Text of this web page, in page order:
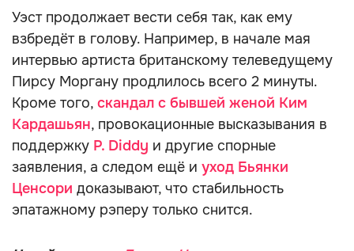
Уэст продолжает вести себя так, как ему
взбредёт в голову. Например, в начале мая
интервью артиста британскому телеведущему
Пирсу Моргану продлилось всего 2 минуты.
Кроме того, скандал с бывшей женой Ким
Кардашьян, провокационные высказывания в
поддержку P. Diddy и другие спорные
заявления, а следом ещё и уход Бьянки
Ценсори доказывают, что стабильность
эпатажному рэперу только снится.